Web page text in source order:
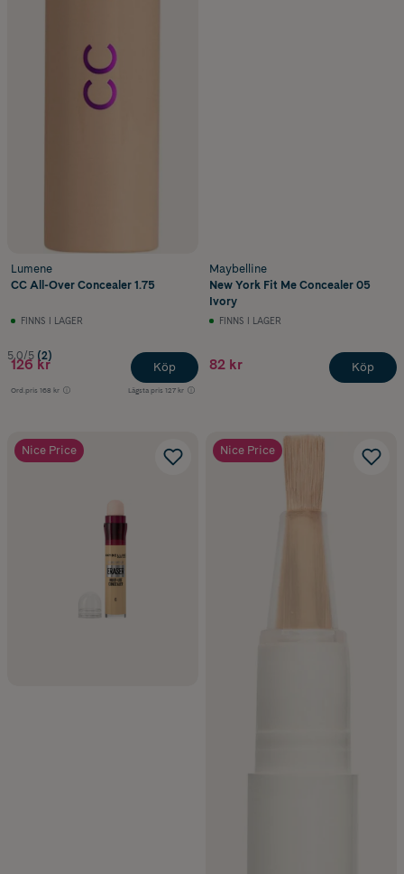
Lumene
CC All-Over Concealer 1.75
FINNS I LAGER
5.0/5 (2)
126 kr
Ord.pris 168 kr Lägsta pris 127 kr
Köp
Maybelline
New York Fit Me Concealer 05
Ivory
FINNS I LAGER
82 kr Köp
Nice Price Nice Price